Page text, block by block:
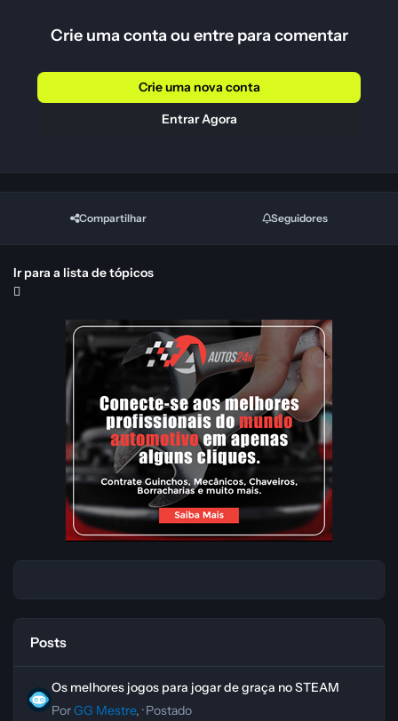
Crie uma conta ou entre para comentar
Crie uma nova conta
Entrar Agora
Compartilhar Seguidores
Ir para a lista de tópicos
Posts
Os melhores jogos para jogar de graça no STEAM
PorGG Mestre, ·Postado